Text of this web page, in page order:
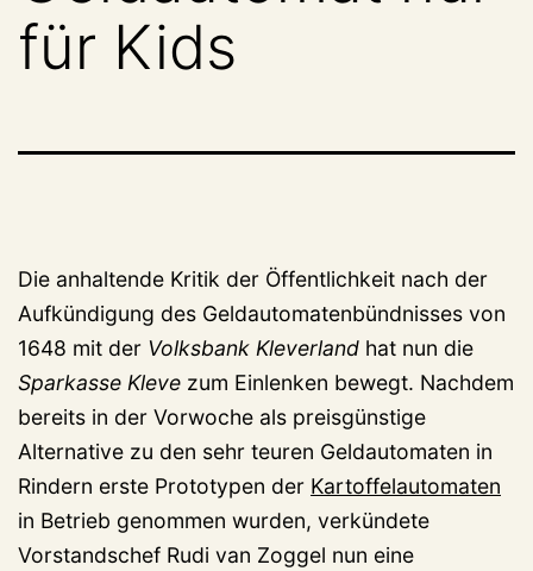
für Kids
Die anhaltende Kritik der Öffentlichkeit nach der
Aufkündigung des Geldautomatenbündnisses von
1648 mit der Volksbank Kleverland hat nun die
Sparkasse Kleve zum Einlenken bewegt. Nachdem
bereits in der Vorwoche als preisgünstige
Alternative zu den sehr teuren Geldautomaten in
Rindern erste Prototypen der Kartoffelautomaten
in Betrieb genommen wurden, verkündete
Vorstandschef Rudi van Zoggel nun eine